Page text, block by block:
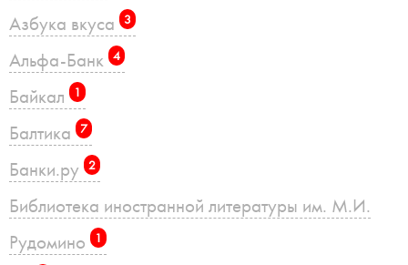
Азбука вкуса 3
Альфа-Банк 4
Байкал 1
Балтика 7
Банки.ру 2
Библиотека иностранной литературы им. М.И.
Рудомино
1